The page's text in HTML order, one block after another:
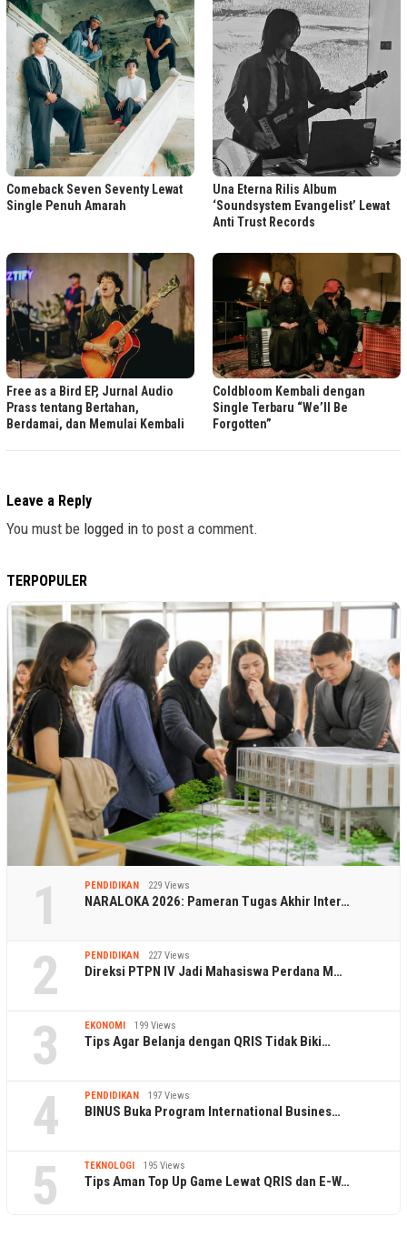
Comeback Seven Seventy Lewat
Single Penuh Amarah
Una Eterna Rilis Album
‘Soundsystem Evangelist’ Lewat
Anti Trust Records
Free as a Bird EP, Jurnal Audio
Prass tentang Bertahan,
Berdamai, dan Memulai Kembali
Coldbloom Kembali dengan
Single Terbaru “We’ll Be
Forgotten”
Leave a Reply
You must be logged in to post a comment.
TERPOPULER
1 PENDIDIKAN 229 Views
NARALOKA 2026: Pameran Tugas Akhir Inter…
2 PENDIDIKAN 227 Views
Direksi PTPN IV Jadi Mahasiswa Perdana M…
3 EKONOMI 199 Views
Tips Agar Belanja dengan QRIS Tidak Biki…
4 PENDIDIKAN 197 Views
BINUS Buka Program International Busines…
5 TEKNOLOGI 195 Views
Tips Aman Top Up Game Lewat QRIS dan E-W…